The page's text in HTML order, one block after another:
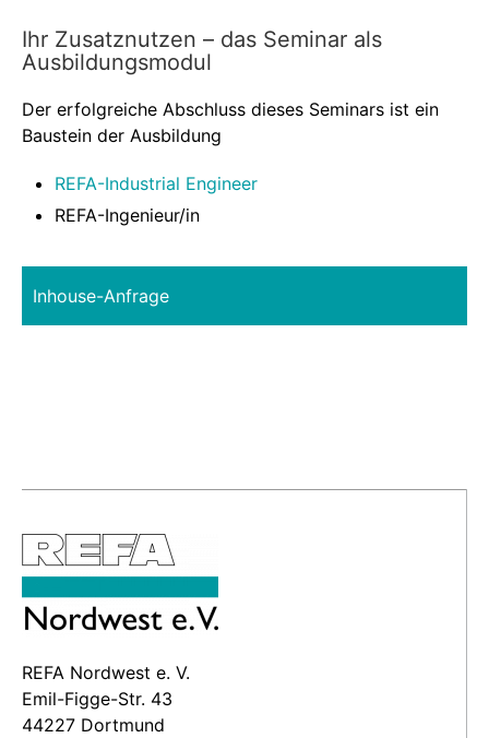
Ihr Zusatznutzen – das Seminar als
Ausbildungsmodul
Der erfolgreiche Abschluss dieses Seminars ist ein
Baustein der Ausbildung
REFA-Industrial Engineer
REFA-Ingenieur/in
Inhouse-Anfrage
REFA Nordwest e. V.
Emil-Figge-Str. 43
44227 Dortmund